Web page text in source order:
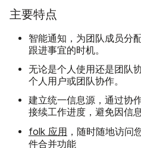
主要特点
智能通知，为团队成员分
跟进事宜的时机。
无论是个人使用还是团队
个人用户或团队协作。
建立统一信息源，通过协
接续工作进度，避免因信
folk 应用 ，随时随地访问
件合并功能